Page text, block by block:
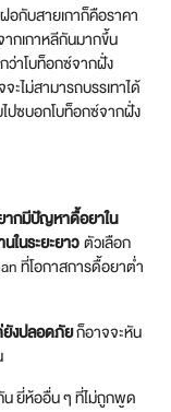
อกับสายเกาก็คือราคา
กเกาหลีกันมากขึ้น
ว่าโบท็อกซ์จากฝั่ง
ไม่สามารถบรรเทาได้
ปซบอกโบท็อกซ์จากฝั่ง
ากมีปัญหาดื้อยาใน
ในระยะยาวตัวเลือก
ที่โอกาสการดื้อยาต่ำ
ยังปลอดภัยก็อาจจะหัน
ยี่ห้ออื่น ๆ ที่ไม่ถูกพูด